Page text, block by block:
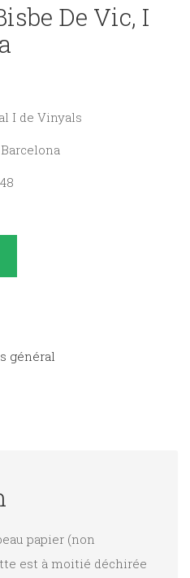
De Vic, I
I de Vinyals
général
papier (non
est à moitié déchirée